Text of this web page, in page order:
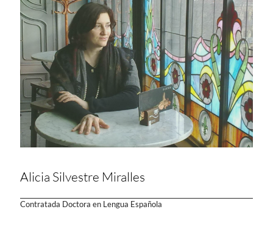
Alicia Silvestre Miralles
Contratada Doctora en Lengua Española